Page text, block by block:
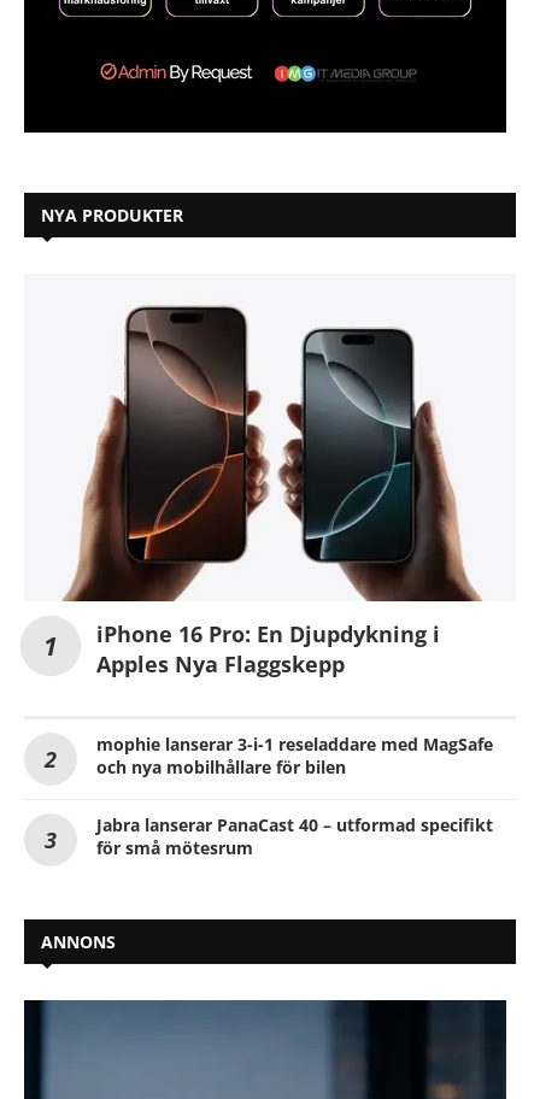
NYA PRODUKTER
iPhone 16 Pro: En Djupdykning i
Apples Nya Flaggskepp
mophie lanserar 3-i-1 reseladdare med MagSafe
och nya mobilhållare för bilen
Jabra lanserar PanaCast 40 – utformad specifikt
för små mötesrum
ANNONS